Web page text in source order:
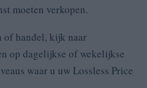
moeten verkopen.
of handel, kijk naar
op dagelijkse of wekelijkse
waar u uw Lossless Price